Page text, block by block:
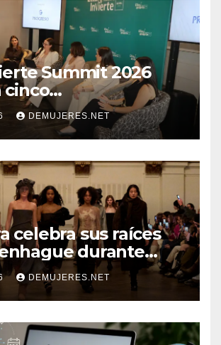
Summit 2026
cinco
a las
a construir su
financiera
DEMUJERES.NET
celebra sus raíces
durante
Fashion Week a
alianzas creativas
DEMUJERES.NET